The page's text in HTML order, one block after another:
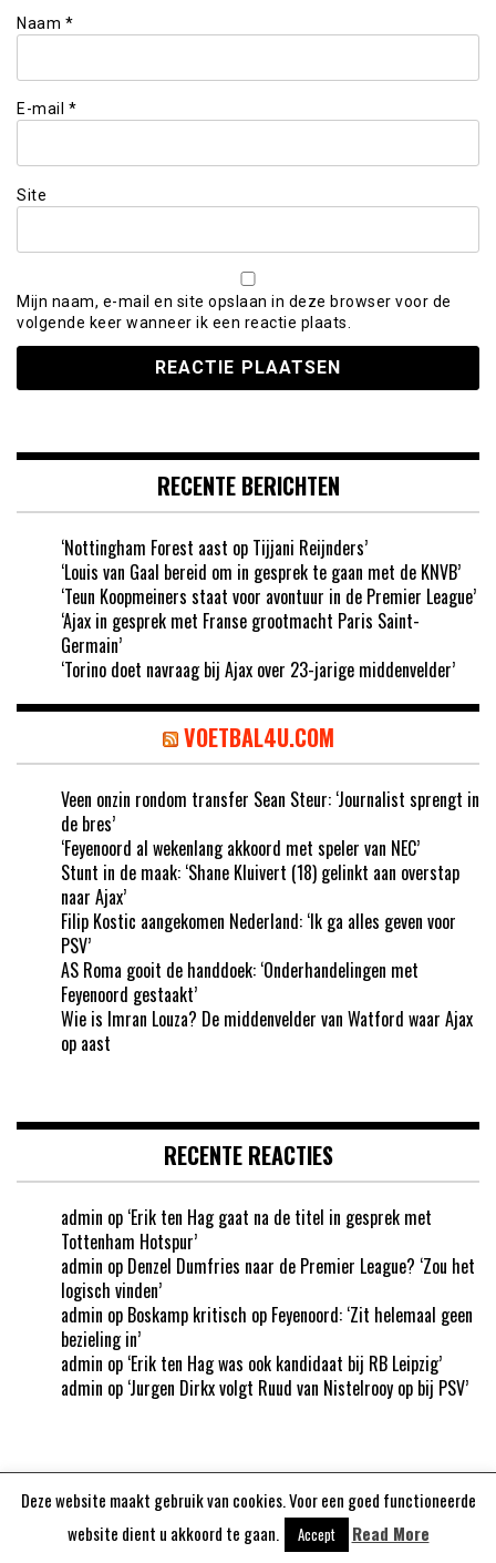
Naam *
E-mail *
Site
Mijn naam, e-mail en site opslaan in deze browser voor de
volgende keer wanneer ik een reactie plaats.
RECENTE BERICHTEN
‘Nottingham Forest aast op Tijjani Reijnders’
‘Louis van Gaal bereid om in gesprek te gaan met de KNVB’
‘Teun Koopmeiners staat voor avontuur in de Premier League’
‘Ajax in gesprek met Franse grootmacht Paris Saint-
Germain’
‘Torino doet navraag bij Ajax over 23-jarige middenvelder’
VOETBAL4U.COM
Veen onzin rondom transfer Sean Steur: ‘Journalist sprengt in
de bres’
‘Feyenoord al wekenlang akkoord met speler van NEC’
Stunt in de maak: ‘Shane Kluivert (18) gelinkt aan overstap
naar Ajax’
Filip Kostic aangekomen Nederland: ‘Ik ga alles geven voor
PSV’
AS Roma gooit de handdoek: ‘Onderhandelingen met
Feyenoord gestaakt’
Wie is Imran Louza? De middenvelder van Watford waar Ajax
op aast
RECENTE REACTIES
admin op ‘Erik ten Hag gaat na de titel in gesprek met
Tottenham Hotspur’
admin op Denzel Dumfries naar de Premier League? ‘Zou het
logisch vinden’
admin op Boskamp kritisch op Feyenoord: ‘Zit helemaal geen
bezieling in’
admin op ‘Erik ten Hag was ook kandidaat bij RB Leipzig’
admin op ‘Jurgen Dirkx volgt Ruud van Nistelrooy op bij PSV’
Aangedreven doorWordPress
Deze website maakt gebruik van cookies. Voor een goed functioneerde
website dient u akkoord te gaan.
Accept Read More